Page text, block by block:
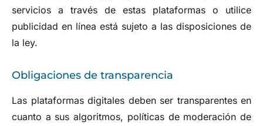
servicios a través de estas plataformas o utilice
publicidad en línea está sujeto a las disposiciones de
la ley.
Obligaciones de transparencia
Las plataformas digitales deben ser transparentes en
cuanto a sus algoritmos, políticas de moderación de